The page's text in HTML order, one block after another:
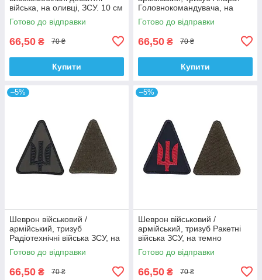
війська, на оливці, ЗСУ. 10 см
* 7 см
Готово до відправки
66,50 ₴ 70 ₴
Купити
Головнокомандувача, на
синьому фоні, ЗСУ. 8 см * 7
см
Готово до відправки
66,50 ₴ 70 ₴
Купити
–5%
Шеврон військовий /
армійський, тризуб
Радіотехнічні війська ЗСУ, на
оливці, 8 см * 7 см
Готово до відправки
66,50 ₴ 70 ₴
–5%
Шеврон військовий /
армійський, тризуб Ракетні
війська ЗСУ, на темно
синьому фоні, 8 см * 7 см
Готово до відправки
66,50 ₴ 70 ₴